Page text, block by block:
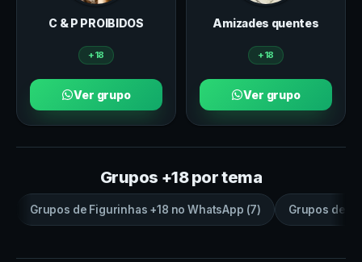
C & P PROIBIDOS
+18
Ver grupo
Amizades quentes
+18
Ver grupo
Grupos +18 por tema
Grupos de Figurinhas +18 noWhatsApp (7) Grupos de